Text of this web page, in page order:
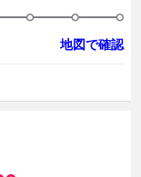
地図で確認